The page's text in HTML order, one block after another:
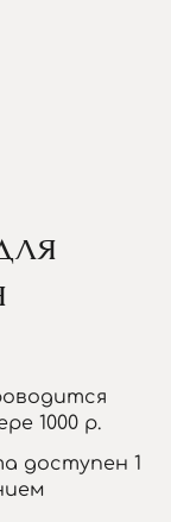
1000 р.
доступен 1